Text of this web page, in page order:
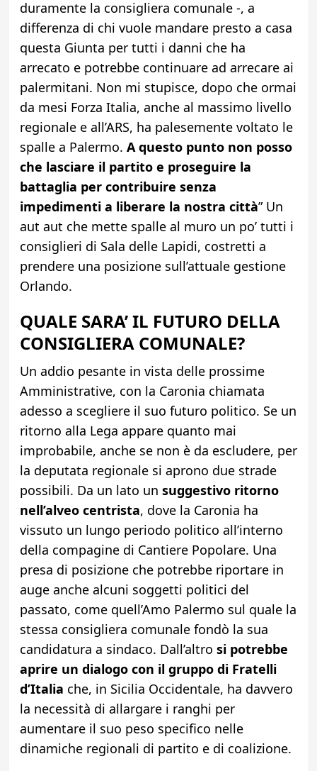
duramente la consigliera comunale -, a
differenza di chi vuole mandare presto a casa
questa Giunta per tutti i danni che ha
arrecato e potrebbe continuare ad arrecare ai
palermitani. Non mi stupisce, dopo che ormai
da mesi Forza Italia, anche al massimo livello
regionale e all’ARS, ha palesemente voltato le
spalle a Palermo. A questo punto non posso
che lasciare il partito e proseguire la
battaglia per contribuire senza
impedimenti a liberare la nostra città” Un
aut aut che mette spalle al muro un po’ tutti i
consiglieri di Sala delle Lapidi, costretti a
prendere una posizione sull’attuale gestione
Orlando.
QUALE SARA’ IL FUTURO DELLA
CONSIGLIERA COMUNALE?
Un addio pesante in vista delle prossime
Amministrative, con la Caronia chiamata
adesso a scegliere il suo futuro politico. Se un
ritorno alla Lega appare quanto mai
improbabile, anche se non è da escludere, per
la deputata regionale si aprono due strade
possibili. Da un lato un suggestivo ritorno
nell’alveo centrista, dove la Caronia ha
vissuto un lungo periodo politico all’interno
della compagine di Cantiere Popolare. Una
presa di posizione che potrebbe riportare in
auge anche alcuni soggetti politici del
passato, come quell’Amo Palermo sul quale la
stessa consigliera comunale fondò la sua
candidatura a sindaco. Dall’altro si potrebbe
aprire un dialogo con il gruppo di Fratelli
d’Italia che, in Sicilia Occidentale, ha davvero
la necessità di allargare i ranghi per
aumentare il suo peso specifico nelle
dinamiche regionali di partito e di coalizione.